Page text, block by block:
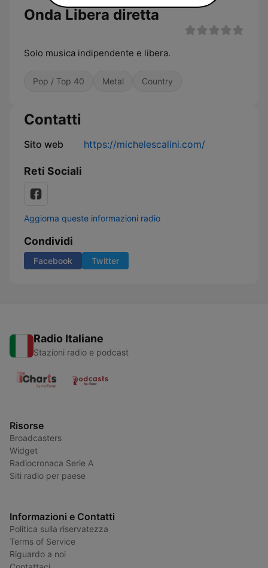
Onda Libera diretta
Solo musica indipendente e libera.
Pop / Top 40 Metal Country
Contatti
Sito web https://michelescalini.com/
Reti Sociali
Aggiorna queste informazioni radio
Condividi
Facebook Twitter
Radio Italiane
Stazioni radio e podcast
Risorse
Broadcasters
Widget
Radiocronaca Serie A
Siti radio per paese
Informazioni e Contatti
Politica sulla riservatezza
Terms of Service
Riguardo a noi